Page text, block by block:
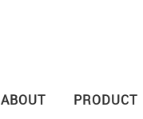
ABOUT PRODUCT